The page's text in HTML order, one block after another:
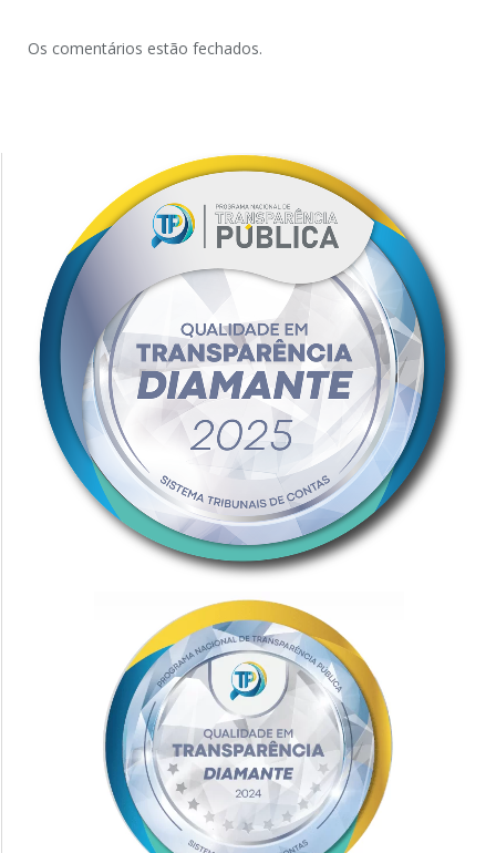
Os comentários estão fechados.